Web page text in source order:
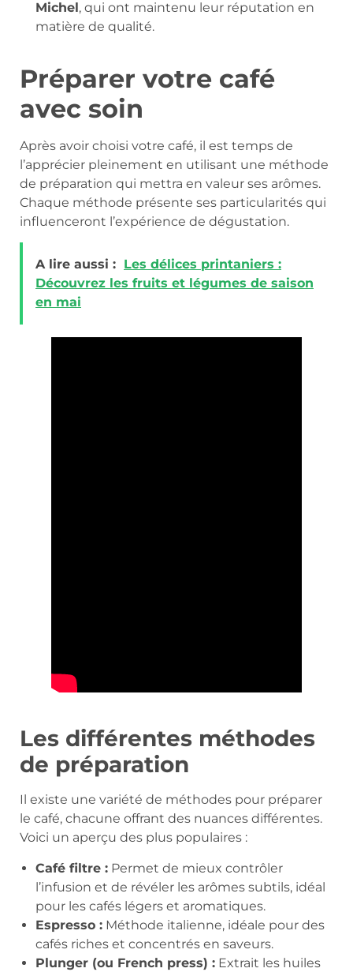
Michel, qui ont maintenu leur réputation en
matière de qualité.
Préparer votre café
avec soin
Après avoir choisi votre café, il est temps de
l’apprécier pleinement en utilisant une méthode
de préparation qui mettra en valeur ses arômes.
Chaque méthode présente ses particularités qui
influenceront l’expérience de dégustation.
A lire aussi : Les délices printaniers :
Découvrez les fruits et légumes de saison
en mai
Les différentes méthodes
de préparation
Il existe une variété de méthodes pour préparer
le café, chacune offrant des nuances différentes.
Voici un aperçu des plus populaires :
Café filtre : Permet de mieux contrôler
l’infusion et de révéler les arômes subtils, idéal
pour les cafés légers et aromatiques.
Espresso : Méthode italienne, idéale pour des
cafés riches et concentrés en saveurs.
Plunger (ou French press) : Extrait les huiles